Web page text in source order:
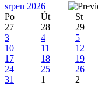
srpen 2026
Po
Út St
27
28 29
3
4 5
10
11 12
17
18 19
24
25 26
31
1 2